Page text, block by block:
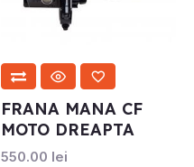
FRANA MANA CF
MOTO DREAPTA
550.00 lei